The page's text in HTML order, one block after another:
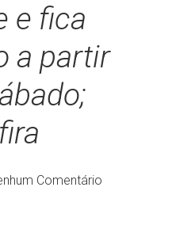
e fica
a partir
Comentário